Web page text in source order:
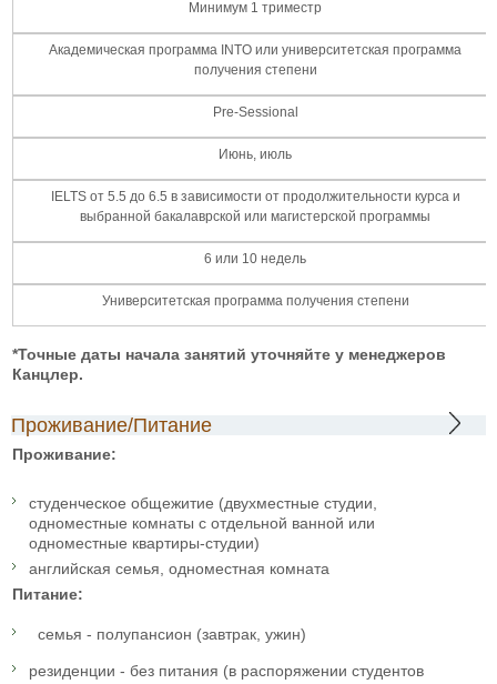
Минимум 1 триместр
Академическая программа INTO или университетская программа
получения степени
Pre-Sessional
Июнь, июль
IELTS от 5.5 до 6.5 в зависимости от продолжительности курса и
выбранной бакалаврской или магистерской программы
6 или 10 недель
Университетская программа получения степени
*Точные даты начала занятий уточняйте у менеджеров
Канцлер.
Проживание/Питание
Проживание:
студенческое общежитие (двухместные студии,
одноместные комнаты с отдельной ванной или
одноместные квартиры-студии)
английская семья, одноместная комната
Питание:
семья - полупансион (завтрак, ужин)
резиденции - без питания (в распоряжении студентов